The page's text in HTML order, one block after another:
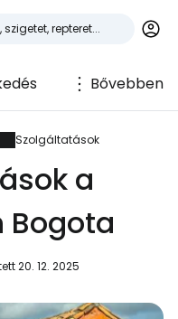
Bővebben
Szolgáltatások
a
Bogota
20. 12. 2025
a
lal